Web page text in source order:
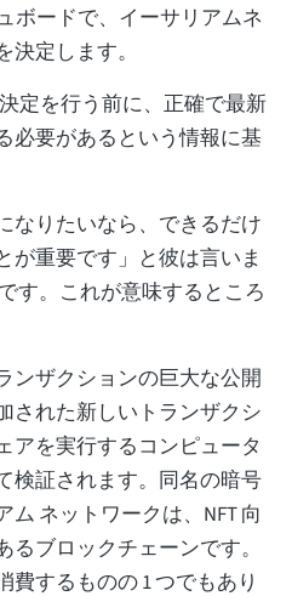
ボードで、イーサリアムネ
定します。
定を行う前に、正確で最新
必要があるという情報に基
なりたいなら、できるだけ
が重要です」と彼は言いま
す。これが意味するところ
ンザクションの巨大な公開
された新しいトランザクシ
アを実行するコンピュータ
検証されます。同名の暗号
ネットワークは、NFT 向
ブロックチェーンです。
費するものの 1 つでもあり